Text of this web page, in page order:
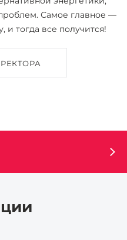
Самое главное —
и тогда все получится!